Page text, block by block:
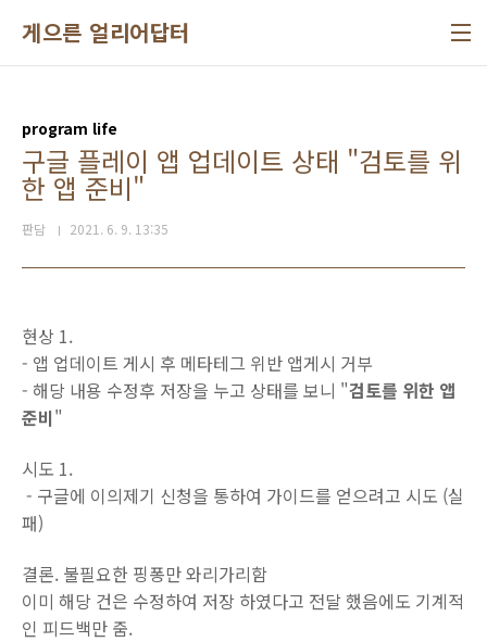
게으른 얼리어답터
program life
구글 플레이 앱 업데이트 상태 "검토를 위
한 앱 준비"
판담 2021. 6. 9. 13:35
현상 1.
- 앱 업데이트 게시 후 메타테그 위반 앱게시 거부
- 해당 내용 수정후 저장을 누고 상태를 보니 "검토를 위한 앱
준비"
시도 1.
- 구글에 이의제기 신청을 통하여 가이드를 얻으려고 시도 (실
패)
결론. 불필요한 핑퐁만 와리가리함
이미 해당 건은 수정하여 저장 하였다고 전달 했음에도 기계적
인 피드백만 줌.